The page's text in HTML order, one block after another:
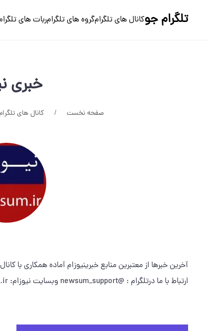
تلگرام جوکانال های تلگرامگروه های تلگرامربات های
خبری
صفحه نخست کانال های
آخرین خبرها از معتبرین منابع خبرینیوزام آماده همکاری با
ارتباط با ما درتلگرام : @newsum_support وبسایت نیوزام: www.newsum.ir